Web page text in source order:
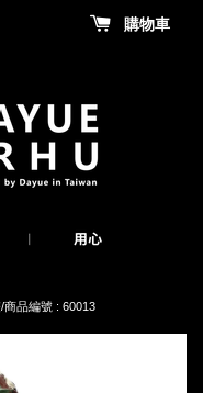
購物車
商品編號 : 60013